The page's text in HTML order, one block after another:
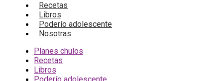
Recetas
Libros
Poderío adolescente
Nosotras
Planes chulos
Recetas
Libros
Poderío adolescente